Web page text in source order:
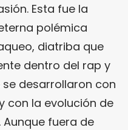
Esta fue la
polémica
diatriba que
dentro del rap y
desarrollaron con
con la evolución de
fuera de